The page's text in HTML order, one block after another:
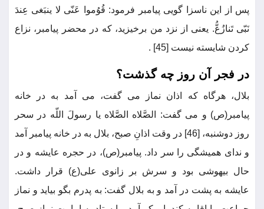
پس از این ناسزا گویی پیامبر فرمود: قُوُموا عَنّی لا ینبَغی عِندَ
نَبّی تَنازُعُّ. یعنی از نزد من برخیزید، که در محضر پیامبر، نزاع
کردن شایسته نیست [45] .
در فجر آن روز چه گذشت؟
بلال، هرگاه که اذان نماز می گفت، می آمد به در خانه
پیامبر(ص) و می گفت: الصَّلاه الصَّلاه یا رسولَ اللّه در سحر
روز دوشنبه، [46] در وقت اذانِ صبح، بلال به در خانه پیامبر آمد
و ندای همیشگی را سر داد. پیامبر(ص)، در حجره عایشه و در
حال بیهوشی بود و سرش بر زانوی علی(ع) قرار داشت.
عایشه به پشت در آمد و به بلال گفت: به پدرم بگو بیاید و نماز